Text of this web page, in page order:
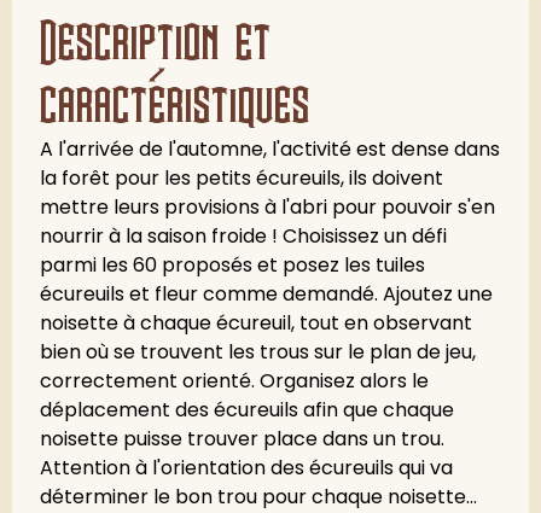
Description et
caractéristiques
A l'arrivée de l'automne, l'activité est dense dans
la forêt pour les petits écureuils, ils doivent
mettre leurs provisions à l'abri pour pouvoir s'en
nourrir à la saison froide ! Choisissez un défi
parmi les 60 proposés et posez les tuiles
écureuils et fleur comme demandé. Ajoutez une
noisette à chaque écureuil, tout en observant
bien où se trouvent les trous sur le plan de jeu,
correctement orienté. Organisez alors le
déplacement des écureuils afin que chaque
noisette puisse trouver place dans un trou.
Attention à l'orientation des écureuils qui va
déterminer le bon trou pour chaque noisette...